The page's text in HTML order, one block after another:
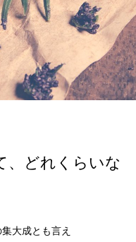
、どれくらいな
大成とも言え